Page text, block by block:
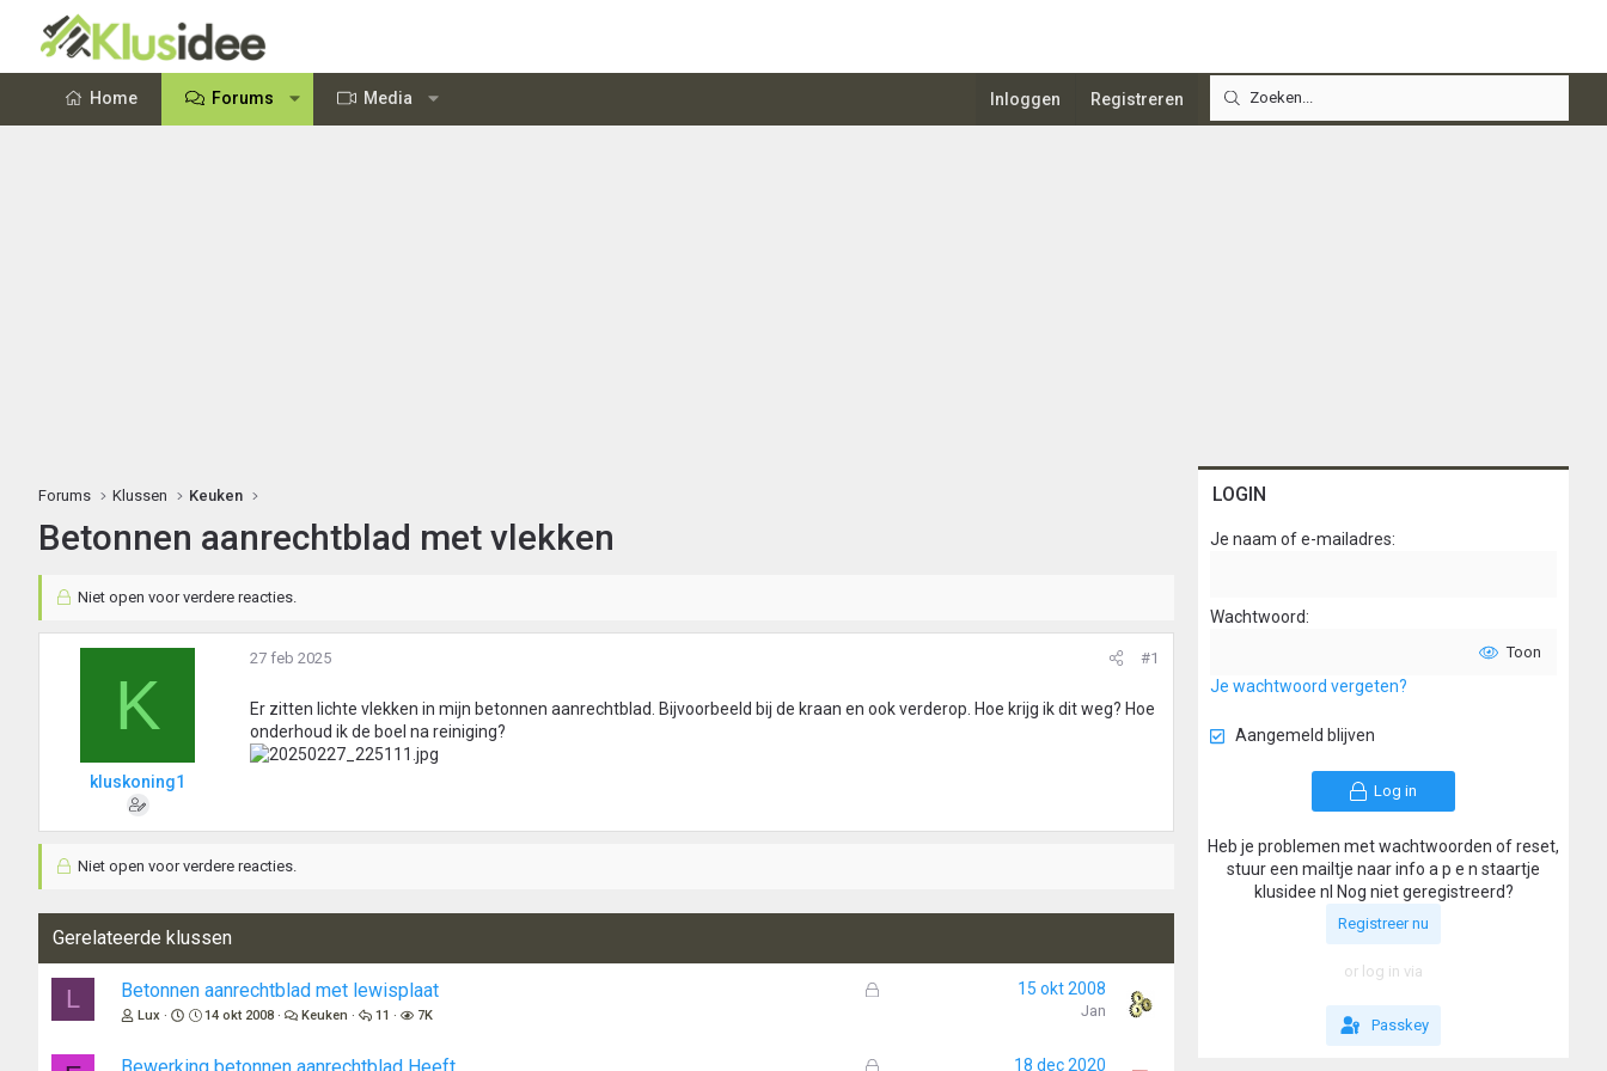
Home Forums Media Inloggen Registreren
Forums Klussen Keuken
Betonnen aanrechtblad met vlekken
Niet open voor verdere reacties.
K
kluskoning1
27 feb 2025 #1
Er zitten lichte vlekken in mijn betonnen aanrechtblad. Bijvoorbeeld bij de kraan en ook verderop. Hoe krijg ik dit weg? Hoe
onderhoud ik de boel na reiniging?
Niet open voor verdere reacties.
Gerelateerde klussen
L
G
Betonnen aanrechtblad met lewisplaat
Lux 14 okt 2008 Keuken 11 7K
15 okt 2008
Jan
G 18 dec 2020
LOGIN
Je naam of e-mailadres
Wachtwoord
Toon
Je wachtwoord vergeten?
Aangemeld blijven
Log in
Heb je problemen met wachtwoorden of reset,
stuur een mailtje naar info a p e n staartje
klusidee nl Nog niet geregistreerd?
Registreer nu
or log in via
Passkey